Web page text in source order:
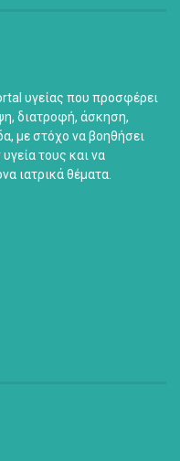
υγείας που προσφέρει
διατροφή, άσκηση,
με στόχο να βοηθήσει
τους και να
ιατρικά θέματα.